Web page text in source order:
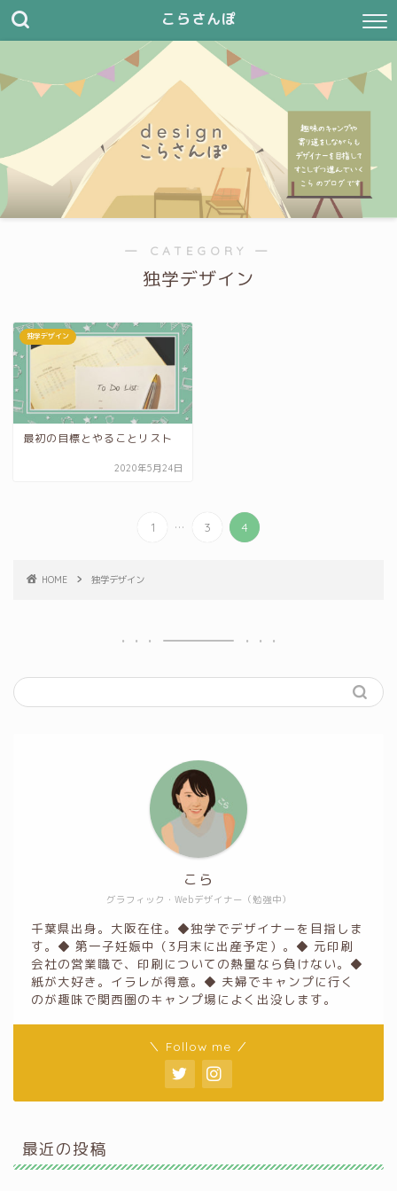
こらさんぽ
― CATEGORY ―
独学デザイン
独学デザイン
最初の目標とやることリスト
2020年5月24日
1 ... 3 4
HOME 独学デザイン
グラフィック・Webデザイナー（勉強中）
こら
千葉県出身。大阪在住。◆独学でデザイナーを目指しま
す。◆ 第一子妊娠中（3月末に出産予定）。◆ 元印刷
会社の営業職で、印刷についての熱量なら負けない。◆
紙が大好き。イラレが得意。◆ 夫婦でキャンプに行く
のが趣味で関西圏のキャンプ場によく出没します。
＼ Follow me ／
最近の投稿